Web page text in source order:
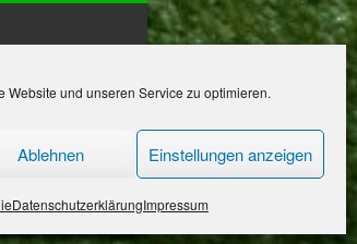
Website und unseren Service zu optimieren.
Ablehnen Einstellungen anzeigen
DatenschutzerklärungImpressum